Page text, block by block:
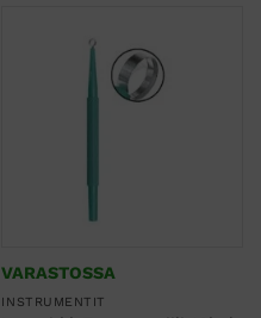
VARASTOSSA
INSTRUMENTIT